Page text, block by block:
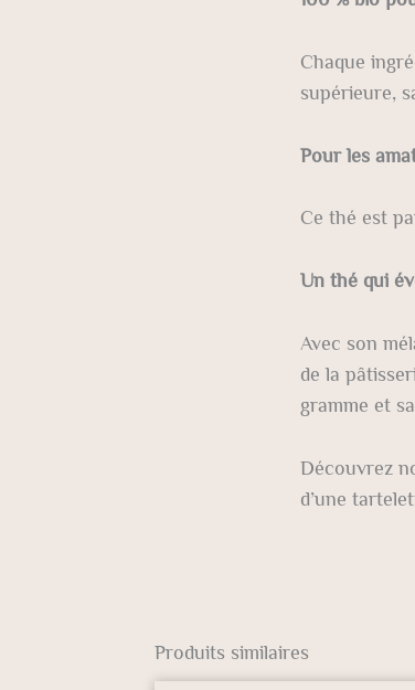
Chaque
supérieure,
Pour les
Ce thé est
Un thé qui
Avec son
de la
gramme et
Découvrez
d’une
Produits similaires